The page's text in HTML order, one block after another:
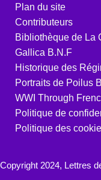
Plan du site
Contributeurs
Bibliothèque de La
Gallica B.N.F
Historique des
Portraits de Poilus
WWI Through
Politique de
Politique des
Copyright 2024, Lettres